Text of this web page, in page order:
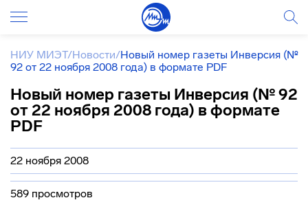
НИУ МИЭТ/Новости/Новый номер газеты Инверсия (№
92 от 22 ноября 2008 года) в формате PDF
Новый номер газеты Инверсия (№ 92
от 22 ноября 2008 года) в формате
PDF
22 ноября 2008
589 просмотров